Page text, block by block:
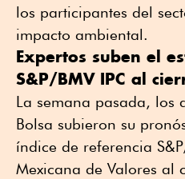
los participantes del
impacto ambiental.
Expertos suben el
S&P/BMV IPC al
La semana pasada, los
Bolsa subieron su
índice de referencia
Mexicana de Valores al